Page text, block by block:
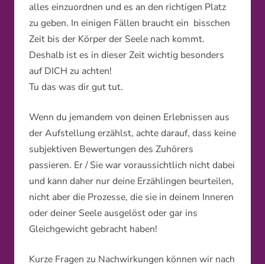
alles einzuordnen und es an den richtigen Platz
zu geben. In einigen Fällen braucht ein bisschen
Zeit bis der Körper der Seele nach kommt.
Deshalb ist es in dieser Zeit wichtig besonders
auf DICH zu achten!
Tu das was dir gut tut.
Wenn du jemandem von deinen Erlebnissen aus
der Aufstellung erzählst, achte darauf, dass keine
subjektiven Bewertungen des Zuhörers
passieren. Er / Sie war voraussichtlich nicht dabei
und kann daher nur deine Erzählingen beurteilen,
nicht aber die Prozesse, die sie in deinem Inneren
oder deiner Seele ausgelöst oder gar ins
Gleichgewicht gebracht haben!
Kurze Fragen zu Nachwirkungen können wir nach